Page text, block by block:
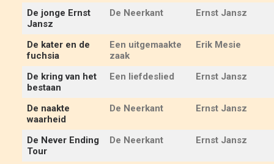
De jonge Ernst
Jansz
De Neerkant Ernst Jansz
De kater en de
fuchsia
Een uitgemaakte
zaak
Erik Mesie
De kring van het
bestaan
Een liefdeslied Ernst Jansz
De naakte
waarheid
De Neerkant Ernst Jansz
De Never Ending
Tour
De Neerkant Ernst Jansz